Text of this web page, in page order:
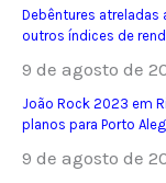
Debêntures atreladas
outros índices de
9 de agosto de
João Rock 2023 em
planos para Porto
9 de agosto de